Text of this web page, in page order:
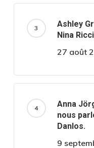
Ashley
Nina
27 août
Anna
nous
Danlos.
9